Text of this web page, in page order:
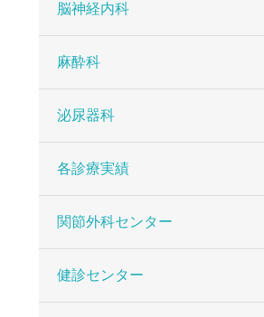
脳神経内科
麻酔科
泌尿器科
各診療実績
関節外科センター
健診センター